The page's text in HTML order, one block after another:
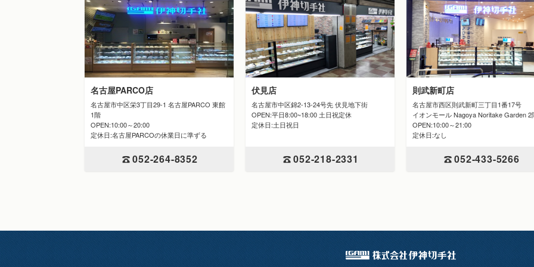
名古屋PARCO店
名古屋市中区栄3丁目29-1 名古屋PARCO 東館
1階
OPEN:10:00～20:00
定休日:名古屋PARCOの休業日に準ずる
052-264-8352
伏見店
名古屋市中区錦2-13-24号先 伏見地下街
OPEN:平日8:00~18:00 土日祝定休
定休日:土日祝日
052-218-2331
則武新町店
名古屋市西区則武新町三丁目1番17号
イオンモール Nagoya Noritake Garden 2
OPEN:10:00～21:00
定休日:なし
052-433-5266